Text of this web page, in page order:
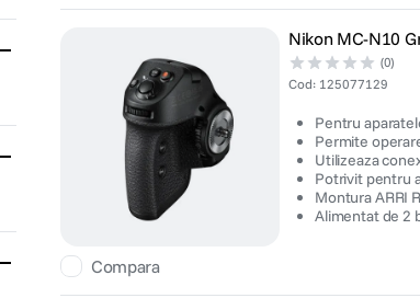
Compara
Nikon MC-N10
(0)
Cod: 125077129
Pentru
Permite
Utilizeaza
Potrivit pentru
Montura ARRI
Alimentat de 2